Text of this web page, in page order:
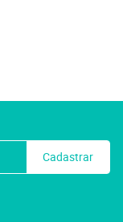
Cadastrar